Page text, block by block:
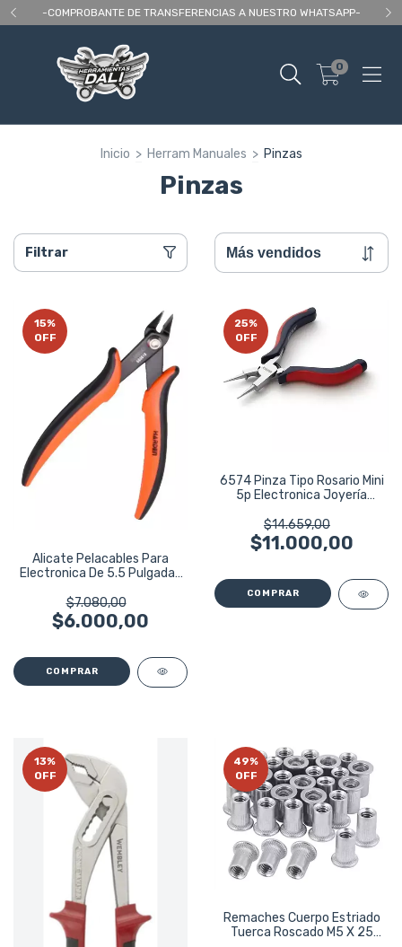
-COMPROBANTE DE TRANSFERENCIAS A NUESTRO WHATSAPP-
0
Inicio > Herram Manuales > Pinzas
Pinzas
Filtrar
15%
OFF
Alicate Pelacables Para
Electronica De 5.5 Pulgadas
$7.080,00
$6.000,00
25%
OFF
6574 Pinza Tipo Rosario Mini
5p Electronica Joyería
$14.659,00
$11.000,00
13%
OFF
49%
OFF
Remaches Cuerpo Estriado
Tuerca Roscado M5 X 25